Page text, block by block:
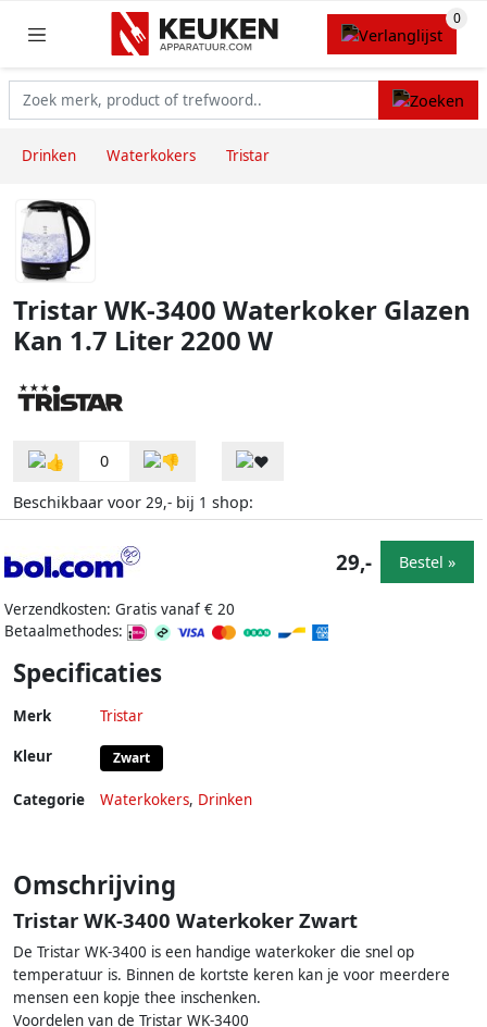
Drinken Waterkokers Tristar
Tristar WK-3400 Waterkoker Glazen
Kan 1.7 Liter 2200 W
0
Beschikbaar voor 29,- bij 1 shop:
Verzendkosten: Gratis vanaf € 20
Betaalmethodes:
29,- Bestel »
Specificaties
Merk Tristar
Kleur Zwart
Categorie Waterkokers, Drinken
Omschrijving
Tristar WK-3400 Waterkoker Zwart
De Tristar WK-3400 is een handige waterkoker die snel op
temperatuur is. Binnen de kortste keren kan je voor meerdere
mensen een kopje thee inschenken.
Voordelen van de Tristar WK-3400